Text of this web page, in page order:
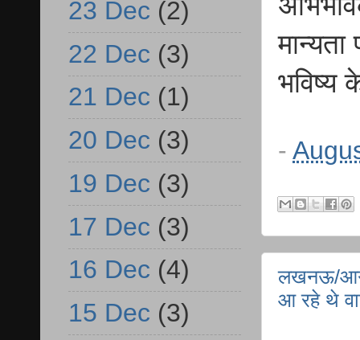
भविष्य
-
लखनऊ/
आ रहे थे
23 Dec (2)
22 Dec (3)
21 Dec (1)
20 Dec (3)
19 Dec (3)
17 Dec (3)
16 Dec (4)
15 Dec (3)